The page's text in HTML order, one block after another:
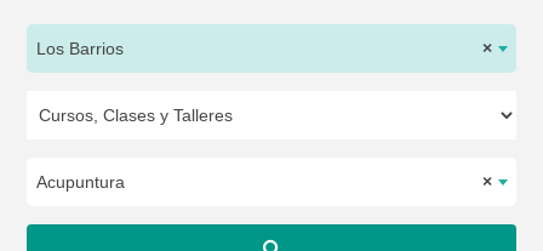
×
Los Barrios
×
Acupuntura